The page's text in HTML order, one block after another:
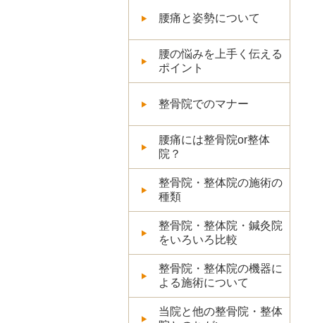
腰痛と姿勢について
腰の悩みを上手く伝える
ポイント
整骨院でのマナー
腰痛には整骨院or整体
院？
整骨院・整体院の施術の
種類
整骨院・整体院・鍼灸院
をいろいろ比較
整骨院・整体院の機器に
よる施術について
当院と他の整骨院・整体